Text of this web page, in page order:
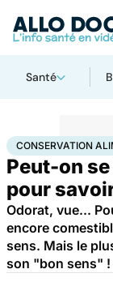
Santé
AccueilSanté
CONSERVATION
Peut-on se
pour
Odorat, vue...
encore
sens. Mais le
son "bon sens"